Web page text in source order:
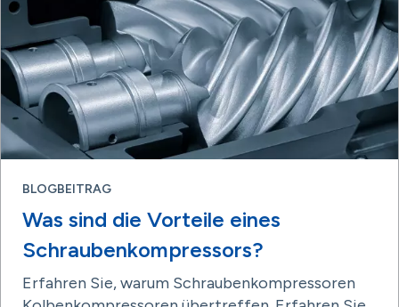
BLOGBEITRAG
Was sind die Vorteile eines
Schraubenkompressors?
Erfahren Sie, warum Schraubenkompressoren